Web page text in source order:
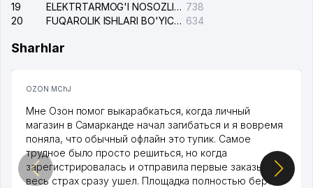
19
ELEKTRTARMOG'I NOSOZLIKLARINI TO'ZATISH SERGELI XIZMATI 738
20
FUQAROLIK ISHLARI BO'YICHA UCH-TEPA TUMANI SUDI 634
Sharhlar
OZON MChJ
Мне Озон помог выкарабкаться, когда личный
магазин в Самарканде начал загибаться и я вовремя
поняла, что обычный офлайн это тупик. Самое
трудное было просто решиться, но когда
зарегистрировалась и отправила первые заказы,
весь страх сразу ушел. Площадка полностью берет